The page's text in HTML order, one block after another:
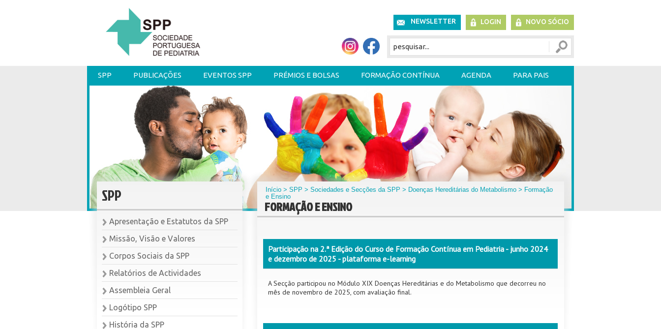
NEWSLETTER LOGIN NOVO SÓCIO
SPP PUBLICAÇÕES EVENTOS SPP PRÉMIOS E BOLSAS FORMAÇÃO CONTÍNUA AGENDA PARA PAIS
SPP
Apresentação e Estatutos da SPP
Missão, Visão e Valores
Corpos Sociais da SPP
Relatórios de Actividades
Assembleia Geral
Logótipo SPP
História da SPP
Início >SPP >Sociedades e Secções da SPP > Doenças Hereditárias do Metabolismo > Formação
e Ensino
FORMAÇÃO E ENSINO
Participação na 2.ª Edição do Curso de Formação Contínua em Pediatria - junho 2024
e dezembro de 2025 - plataforma e-learning
A Secção participou no Módulo XIX Doenças Hereditárias e do Metabolismo que decorreu no
mês de novembro de 2025, com avaliação final.